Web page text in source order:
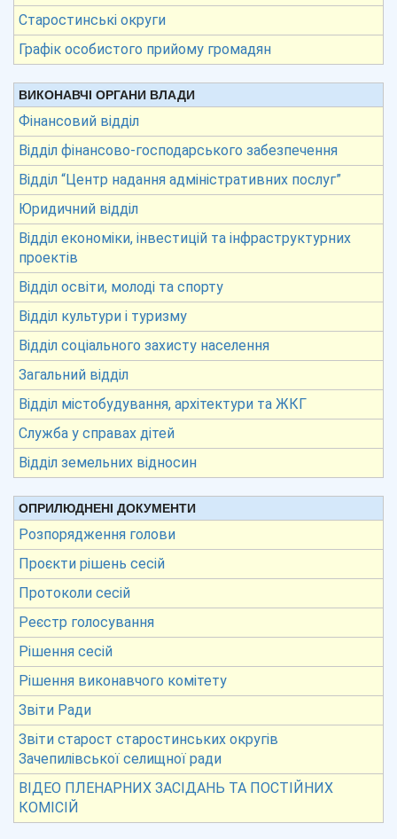
Старостинські округи
Графік особистого прийому громадян
ВИКОНАВЧІ ОРГАНИ ВЛАДИ
Фінансовий відділ
Відділ фінансово-господарського забезпечення
Відділ “Центр надання адміністративних послуг”
Юридичний відділ
Відділ економіки, інвестицій та інфраструктурних
проектів
Відділ освіти, молоді та спорту
Відділ культури і туризму
Відділ соціального захисту населення
Загальний відділ
Відділ містобудування, архітектури та ЖКГ
Служба у справах дітей
Відділ земельних відносин
ОПРИЛЮДНЕНІ ДОКУМЕНТИ
Розпорядження голови
Проєкти рішень сесій
Протоколи сесій
Реєстр голосування
Рішення сесій
Рішення виконавчого комітету
Звіти Ради
Звіти старост старостинських округів
Зачепилівської селищної ради
ВІДЕО ПЛЕНАРНИХ ЗАСІДАНЬ ТА ПОСТІЙНИХ
КОМІСІЙ